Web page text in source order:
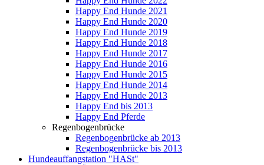
Happy End Hunde 2021
Happy End Hunde 2020
Happy End Hunde 2019
Happy End Hunde 2018
Happy End Hunde 2017
Happy End Hunde 2016
Happy End Hunde 2015
Happy End Hunde 2014
Happy End Hunde 2013
Happy End bis 2013
Happy End Pferde
Regenbogenbrücke
Regenbogenbrücke ab 2013
Regenbogenbrücke bis 2013
Hundeauffangstation "HASt"